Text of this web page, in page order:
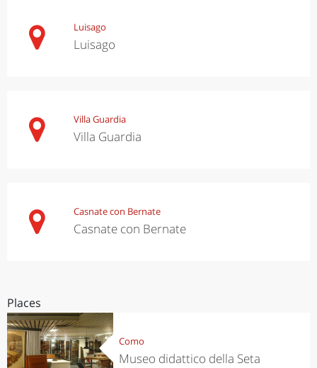
Luisago
Luisago
Villa Guardia
Villa Guardia
Casnate con Bernate
Casnate con Bernate
Places
Como
Museo didattico della Seta